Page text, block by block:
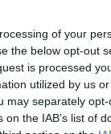
of your
the below opt-out
is processed
utilized by us
may separately
the IAB’s list of
της